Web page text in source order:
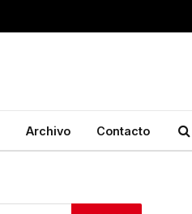
Archivo Contacto